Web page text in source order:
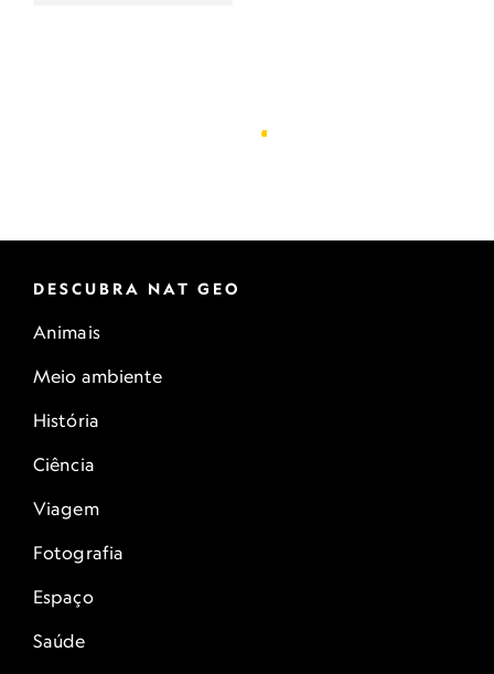
DESCUBRA NAT GEO
Animais
Meio ambiente
História
Ciência
Viagem
Fotografia
Espaço
Saúde